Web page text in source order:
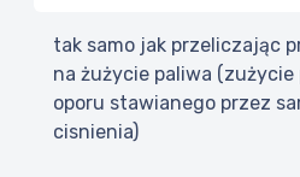
tak samo jak przeliczając
na żużycie paliwa
oporu stawianego przez
cisnienia)